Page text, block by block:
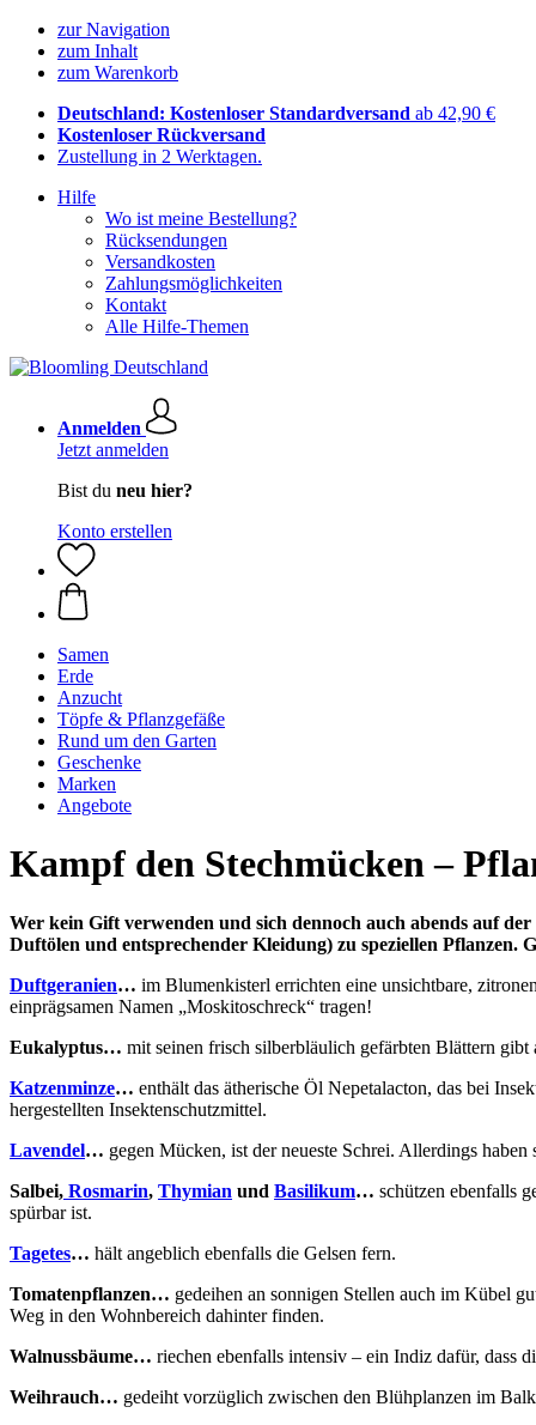
zur Navigation
zum Inhalt
zum Warenkorb
Deutschland: Kostenloser Standardversand ab 42,90 €
Kostenloser Rückversand
Zustellung in 2 Werktagen.
Hilfe
Wo ist meine Bestellung?
Rücksendungen
Versandkosten
Zahlungsmöglichkeiten
Kontakt
Alle Hilfe-Themen
Anmelden
Jetzt anmelden
Bist du neu hier?
Konto erstellen
Samen
Erde
Anzucht
Töpfe & Pflanzgefäße
Rund um den Garten
Geschenke
Marken
Angebote
Kampf den Stechmücken –
Wer kein Gift verwenden und sich dennoch auch abends auf
Duftölen und entsprechender Kleidung) zu speziellen Pflanzen.
Duftgeranien… im Blumenkisterl errichten eine unsichtbare,
einprägsamen Namen „Moskitoschreck“ tragen!
Eukalyptus… mit seinen frisch silberbläulich gefärbten Blättern
Katzenminze… enthält das ätherische Öl Nepetalacton, das bei
hergestellten Insektenschutzmittel.
Lavendel… gegen Mücken, ist der neueste Schrei. Allerdings
Salbei, Rosmarin, Thymian und Basilikum… schützen ebenfalls
spürbar ist.
Tagetes… hält angeblich ebenfalls die Gelsen fern.
Tomatenpflanzen… gedeihen an sonnigen Stellen auch im Kübel
Weg in den Wohnbereich dahinter finden.
Walnussbäume… riechen ebenfalls intensiv – ein Indiz dafür, dass
Weihrauch… gedeiht vorzüglich zwischen den Blühplanzen im